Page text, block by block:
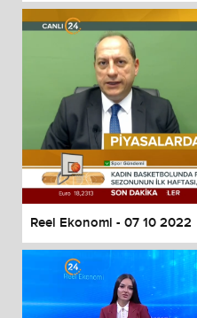
Reel Ekonomi - 07 10 2022